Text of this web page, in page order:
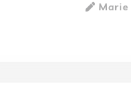
Marie